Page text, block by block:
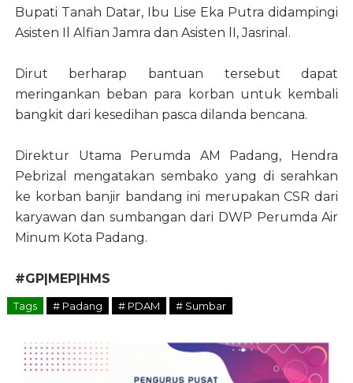
Bupati Tanah Datar, Ibu Lise Eka Putra didampingi
Asisten Il Alfian Jamra dan Asisten lI, Jasrinal.
Dirut berharap bantuan tersebut dapat
meringankan beban para korban untuk kembali
bangkit dari kesedihan pasca dilanda bencana.
Direktur Utama Perumda AM Padang, Hendra
Pebrizal mengatakan sembako yang di serahkan
ke korban banjir bandang ini merupakan CSR dari
karyawan dan sumbangan dari DWP Perumda Air
Minum Kota Padang.
#GP|MEP|HMS
Tags # Padang # PDAM # Sumbar